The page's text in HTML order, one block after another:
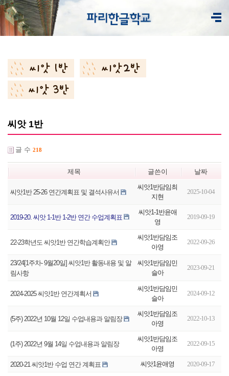
씨앗 1반
글 수 218
제목 글쓴이 날짜
씨앗1반 25-26 연간계획표 및 결석사유서
씨앗1반담임최
지현
2025-10-04
2019-20. 씨앗 1-1반 1-2반 연간 수업계획표
씨앗1-1반윤애
영
2019-09-19
22-23학년도 씨앗1반 연간학습계획안
씨앗1반담임조
아영
2022-09-26
23/24[1주차- 9월20일] 씨앗1반 활동내용 및 알
림사항
씨앗1반담임민
슬아
2023-09-21
2024-2025 씨앗1반 연간계획서
씨앗1반담임민
슬아
2024-09-12
(5주) 2022년 10월 12일 수업내용과 알림장
씨앗1반담임조
아영
2022-10-13
(1주) 2022년 9월 14일 수업내용과 알림장
씨앗1반담임조
아영
2022-09-15
2020-21 씨앗1반 수업 연간 계획표 씨앗1윤애영 2020-09-17